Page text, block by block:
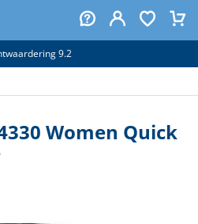
9.2
Women Quick